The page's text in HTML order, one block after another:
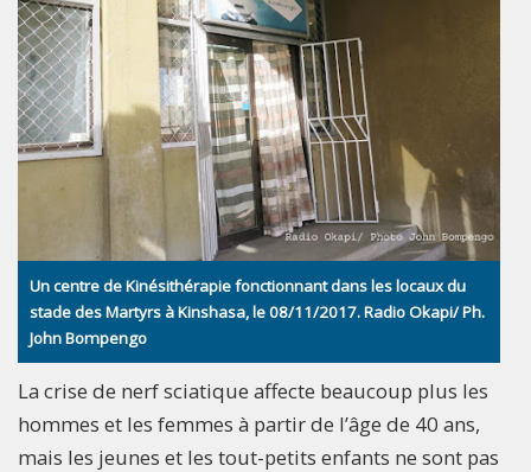
Un centre de Kinésithérapie fonctionnant dans les locaux du
stade des Martyrs à Kinshasa, le 08/11/2017. Radio Okapi/ Ph.
John Bompengo
La crise de nerf sciatique affecte beaucoup plus les
hommes et les femmes à partir de l’âge de 40 ans,
mais les jeunes et les tout-petits enfants ne sont pas